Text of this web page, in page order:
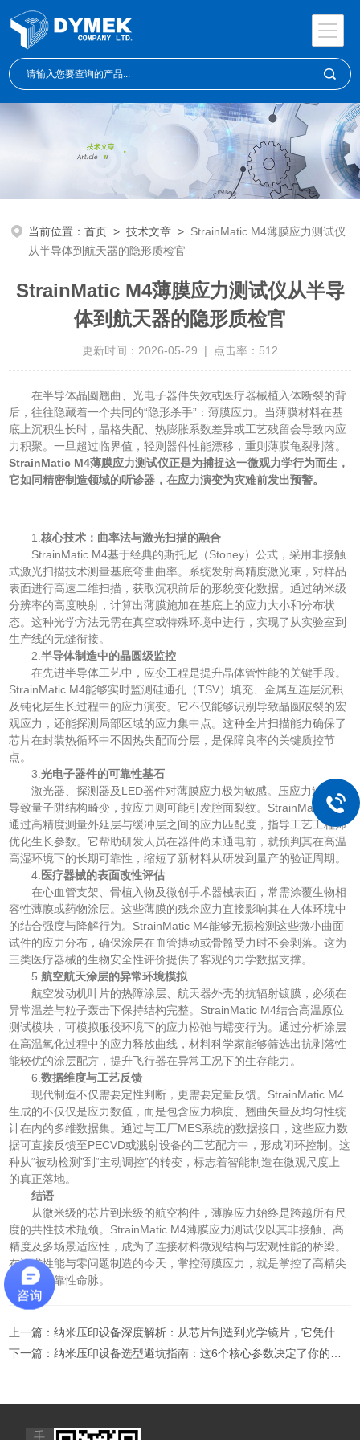
当前位置：首页 >技术文章 > StrainMatic M4薄膜应力测试仪
从半导体到航天器的隐形质检官
StrainMatic M4薄膜应力测试仪从半导
体到航天器的隐形质检官
更新时间：2026-05-29 | 点击率：512
在半导体晶圆翘曲、光电子器件失效或医疗器械植入体断裂的背
后，往往隐藏着一个共同的“隐形杀手”：薄膜应力。当薄膜材料在基
底上沉积生长时，晶格失配、热膨胀系数差异或工艺残留会导致内应
力积聚。一旦超过临界值，轻则器件性能漂移，重则薄膜龟裂剥落。
StrainMatic M4薄膜应力测试仪正是为捕捉这一微观力学行为而生，
它如同精密制造领域的听诊器，在应力演变为灾难前发出预警。
1.核心技术：曲率法与激光扫描的融合
StrainMatic M4基于经典的斯托尼（Stoney）公式，采用非接触
式激光扫描技术测量基底弯曲曲率。系统发射高精度激光束，对样品
表面进行高速二维扫描，获取沉积前后的形貌变化数据。通过纳米级
分辨率的高度映射，计算出薄膜施加在基底上的应力大小和分布状
态。这种光学方法无需在真空或特殊环境中进行，实现了从实验室到
生产线的无缝衔接。
2.半导体制造中的晶圆级监控
在先进半导体工艺中，应变工程是提升晶体管性能的关键手段。
StrainMatic M4能够实时监测硅通孔（TSV）填充、金属互连层沉积
及钝化层生长过程中的应力演变。它不仅能够识别导致晶圆破裂的宏
观应力，还能探测局部区域的应力集中点。这种全片扫描能力确保了
芯片在封装热循环中不因热失配而分层，是保障良率的关键质控节
点。
3.光电子器件的可靠性基石
激光器、探测器及LED器件对薄膜应力极为敏感。压应力过大会
导致量子阱结构畸变，拉应力则可能引发腔面裂纹。StrainMatic M4
通过高精度测量外延层与缓冲层之间的应力匹配度，指导工艺工程师
优化生长参数。它帮助研发人员在器件尚未通电前，就预判其在高温
高湿环境下的长期可靠性，缩短了新材料从研发到量产的验证周期。
4. 医疗器械的表面改性评估
在心血管支架、骨植入物及微创手术器械表面，常需涂覆生物相
容性薄膜或药物涂层。这些薄膜的残余应力直接影响其在人体环境中
的结合强度与降解行为。StrainMatic M4能够无损检测这些微小曲面
试件的应力分布，确保涂层在血管搏动或骨骼受力时不会剥落。这为
三类医疗器械的生物安全性评价提供了客观的力学数据支撑。
5.航空航天涂层的异常环境模拟
航空发动机叶片的热障涂层、航天器外壳的抗辐射镀膜，必须在
异常温差与粒子轰击下保持结构完整。StrainMatic M4结合高温原位
测试模块，可模拟服役环境下的应力松弛与蠕变行为。通过分析涂层
在高温氧化过程中的应力释放曲线，材料科学家能够筛选出抗剥落性
能较优的涂层配方，提升飞行器在异常工况下的生存能力。
6.数据维度与工艺反馈
现代制造不仅需要定性判断，更需要定量反馈。StrainMatic M4
生成的不仅仅是应力数值，而是包含应力梯度、翘曲矢量及均匀性统
计在内的多维数据集。通过与工厂MES系统的数据接口，这些应力数
据可直接反馈至PECVD或溅射设备的工艺配方中，形成闭环控制。这
种从“被动检测”到“主动调控”的转变，标志着智能制造在微观尺度上
的真正落地。
结语
从微米级的芯片到米级的航空构件，薄膜应力始终是跨越所有尺
度的共性技术瓶颈。StrainMatic M4薄膜应力测试仪以其非接触、高
精度及多场景适应性，成为了连接材料微观结构与宏观性能的桥梁。
在追求性能与零问题制造的今天，掌控薄膜应力，就是掌控了高精尖
装备的可靠性命脉。
上一篇：纳米压印设备深度解析：从芯片制造到光学镜片，它凭什么取代光刻？
下一篇：纳米压印设备选型避坑指南：这6个核心参数决定了你的良率
手